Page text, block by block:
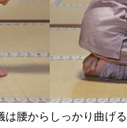
は腰からしっかり曲げる